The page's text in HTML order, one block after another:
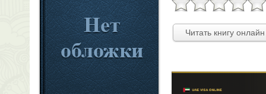
Читать книгу